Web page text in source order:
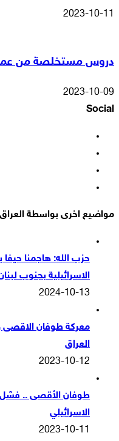
2023-10-11
دروس مستخلصة من
2023-10-09
Social
مواضيع اخرى بواسطة العراق
حزب الله: هاجمنا حيفا
الاسرائيلية بجنوب
2024-10-13
معركة طوفان الاقصى
العراق
2023-10-12
طوفان الأقصى .. فشل
الاسرائيلي
2023-10-11